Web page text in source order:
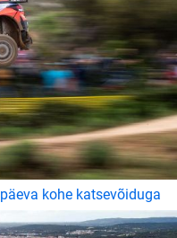
kohe katsevõiduga